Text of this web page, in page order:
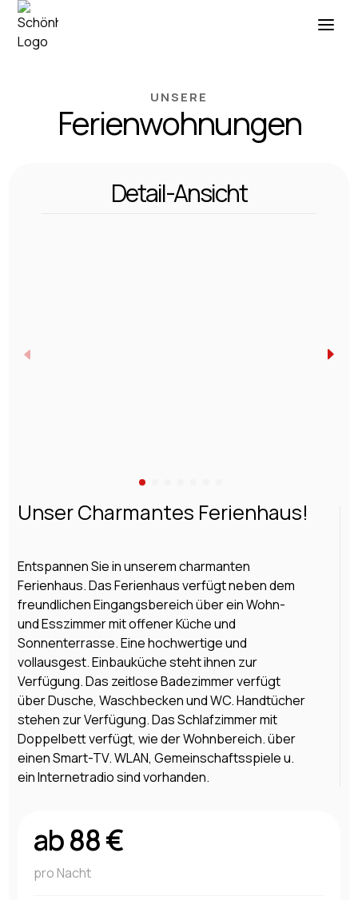
UNSERE
Ferien­­wohnungen
Detail-Ansicht
Unser Charmantes Ferienhaus!
Entspannen Sie in unserem charmanten
Ferienhaus. Das Ferienhaus verfügt neben dem
freundlichen Eingangsbereich über ein Wohn-
und Esszimmer mit offener Küche und
Sonnenterrasse. Eine hochwertige und
vollausgest. Einbauküche steht ihnen zur
Verfügung. Das zeitlose Badezimmer verfügt
über Dusche, Waschbecken und WC. Handtücher
stehen zur Verfügung. Das Schlafzimmer mit
Doppelbett verfügt, wie der Wohnbereich. über
einen Smart-TV. WLAN, Gemeinschaftsspiele u.
ein Internetradio sind vorhanden.
ab 88 €
pro Nacht